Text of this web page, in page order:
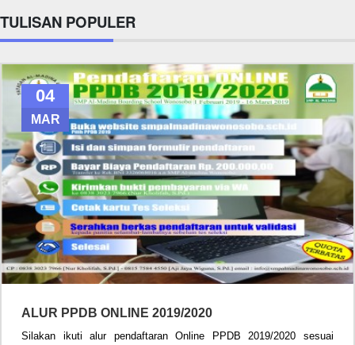
TULISAN POPULER
04
MAR
ALUR PPDB ONLINE 2019/2020
Silakan ikuti alur pendaftaran Online PPDB 2019/2020 sesuai